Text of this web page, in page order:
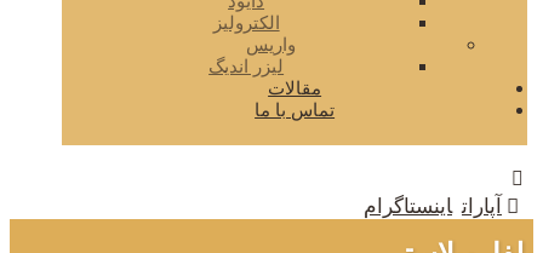
الکترولیز
واریس
لیزر اندیگ
مقالات
تماس با ما
آپارات اینستاگرام